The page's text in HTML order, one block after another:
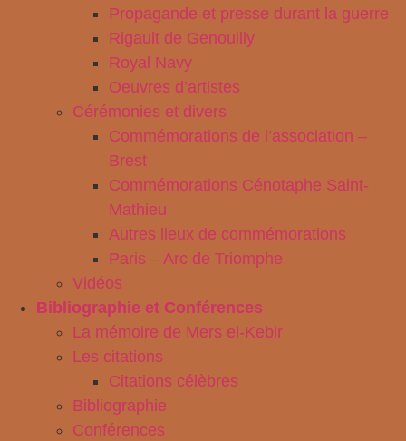
Propagande et presse durant la guerre
Rigault de Genouilly
Royal Navy
Oeuvres d’artistes
Cérémonies et divers
Commémorations de l’association –
Brest
Commémorations Cénotaphe Saint-
Mathieu
Autres lieux de commémorations
Paris – Arc de Triomphe
Vidéos
Bibliographie et Conférences
La mémoire de Mers el-Kebir
Les citations
Citations célèbres
Bibliographie
Conférences